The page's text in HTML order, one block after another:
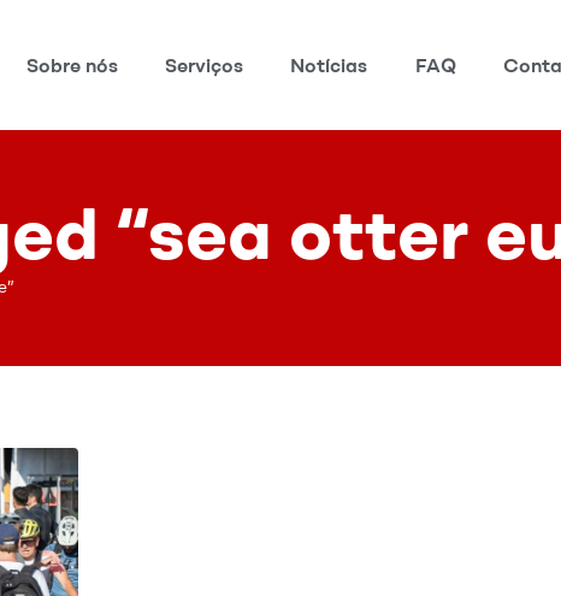
Sobre nós Serviços Notícias FAQ
“sea otter